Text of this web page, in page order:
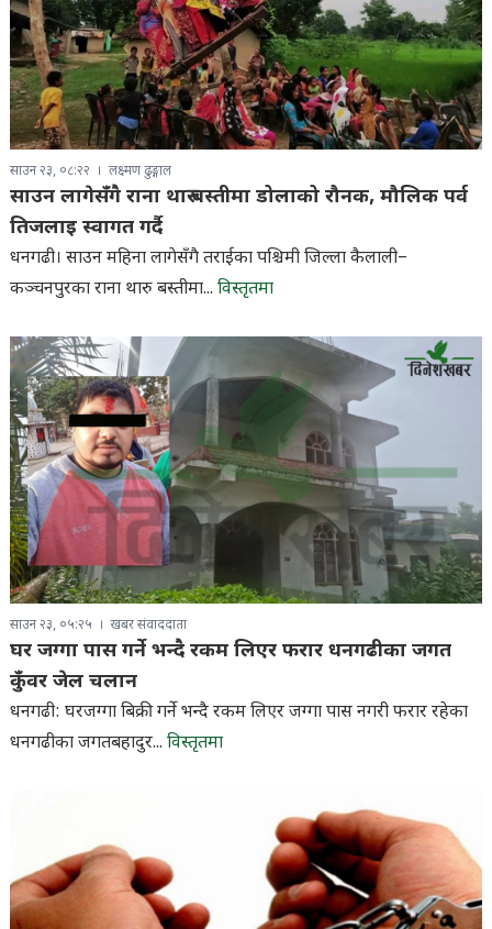
साउन २३, ०८:२२ लक्ष्मण ढुङ्गाल
साउन लागेसँगै राना थारु बस्तीमा डोलाको रौनक, मौलिक पर्व
तिजलाइ स्वागत गर्दै
धनगढी। साउन महिना लागेसँगै तराईका पश्चिमी जिल्ला कैलाली–
कञ्चनपुरका राना थारु बस्तीमा... विस्तृतमा
साउन २३, ०५:२५ खबर संवाददाता
घर जग्गा पास गर्ने भन्दै रकम लिएर फरार धनगढीका जगत
कुँवर जेल चलान
धनगढी: घरजग्गा बिक्री गर्ने भन्दै रकम लिएर जग्गा पास नगरी फरार रहेका
धनगढीका जगतबहादुर... विस्तृतमा